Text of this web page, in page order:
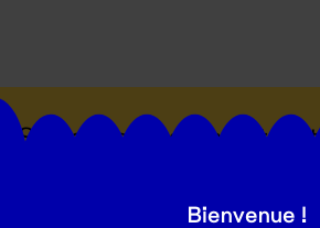
Suivez toutes les
Bienvenue !